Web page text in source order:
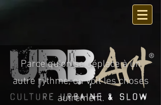
Parce qu'on se déplaceà un
autre rythme,on voit les choses
autrement.